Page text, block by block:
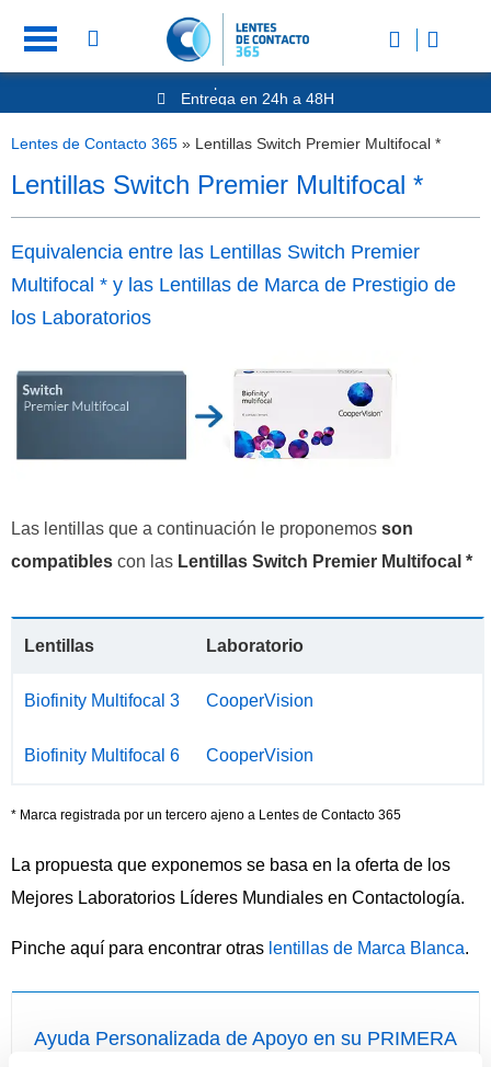
Entrega en 24h a 48H
-20% Gafas de Lectura
Nº1 en Opinión de los Clientes
Lentes de Contacto 365 » Lentillas Switch Premier Multifocal *
Lentillas Switch Premier Multifocal *
Equivalencia entre las Lentillas Switch Premier
Multifocal * y las Lentillas de Marca de Prestigio de
los Laboratorios
Las lentillas que a continuación le proponemos son
compatibles con las Lentillas Switch Premier Multifocal *
Lentillas Laboratorio
Biofinity Multifocal 3 CooperVision
Biofinity Multifocal 6 CooperVision
* Marca registrada por un tercero ajeno a Lentes de Contacto 365
La propuesta que exponemos se basa en la oferta de los
Mejores Laboratorios Líderes Mundiales en Contactología.
Pinche aquí para encontrar otras lentillas de Marca Blanca.
Ayuda Personalizada de Apoyo en su PRIMERA